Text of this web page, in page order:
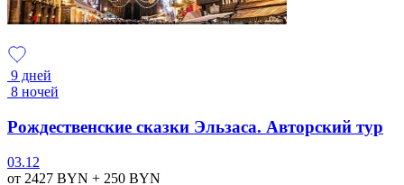
9 дней
8 ночей
Рождественские сказки Эльзаса. Авторский тур
03.12
от 2427 BYN + 250 BYN